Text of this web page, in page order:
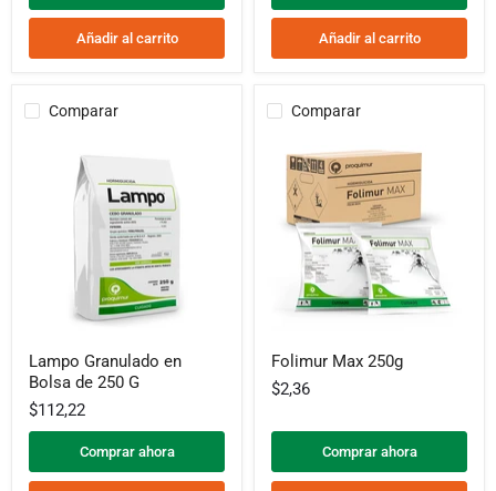
Añadir al carrito Añadir al carrito
Comparar
Granulado
en
Bolsa
de
250
Lampo Granulado en
Bolsa de 250 G
$112,22
Comprar ahora
Comparar
Max
250g
Folimur Max 250g
$2,36
Comprar ahora